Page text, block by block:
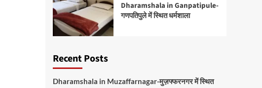
Dharamshala in Ganpatipule-
गणपतिपुले में स्थित धर्मशाला
Recent Posts
Dharamshala in Muzaffarnagar-मुज़फ्फरनगर में स्थित